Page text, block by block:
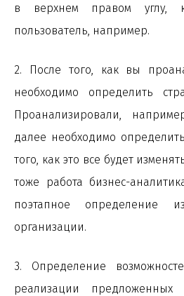
в верхнем правом углу,
пользователь, например.
2. После того, как вы
необходимо определить
Проанализировали,
далее необходимо
того, как это все будет
тоже работа бизнес-
поэтапное определение
организации.
3. Определение
реализации